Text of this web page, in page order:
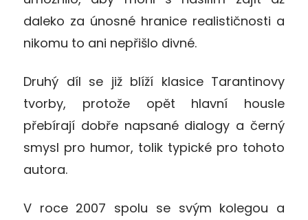
daleko za únosné hranice realističnosti a
nikomu to ani nepřišlo divné.
Druhý díl se již blíží klasice Tarantinovy
tvorby, protože opět hlavní housle
přebírají dobře napsané dialogy a černý
smysl pro humor, tolik typické pro tohoto
autora.
V roce 2007 spolu se svým kolegou a